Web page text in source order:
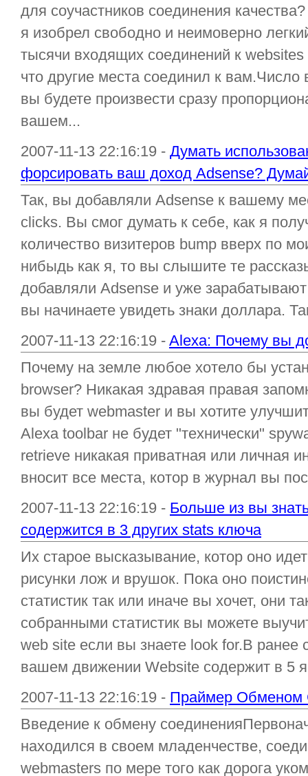
для соучастников соединения
я изобрел свободно и неимоверно
тысячи входящих соединений к
что другие места соединил к
вы будете произвести сразу
вашем...
2007-11-13 22:16:19 - Думать
форсировать ваш доход Adsense?
Так, вы добавляли Adsense к вашему
clicks. Вы смог думать к себе, как я
количество визитеров bump вверх по
нибыдь как я, то вы слышите те
добавляли Adsense и уже
вы начинаете увидеть знаки доллара.
2007-11-13 22:16:19 - Alexa: Почему вы
Почему на земле любое хотело бы
browser? Никакая здравая правая
вы будет webmaster и вы хотите
Alexa toolbar не будет "технически"
retrieve никакая приватная или личная
вносит все места, котор в журнал вы
2007-11-13 22:16:19 - Больше из вы
содержится в 3 других stats ключа
Их старое высказывание, котор оно
рисунки лож и врушок. Пока оно
статистик так или иначе вы хочет, они
собранными статистик вы можете
web site если вы знаете look for.В ранее
вашем движении Website содержит в 5
2007-11-13 22:16:19 - Праймер Обменом
Введение к обмену
находился в своем младенчестве,
webmasters по мере того как дорога